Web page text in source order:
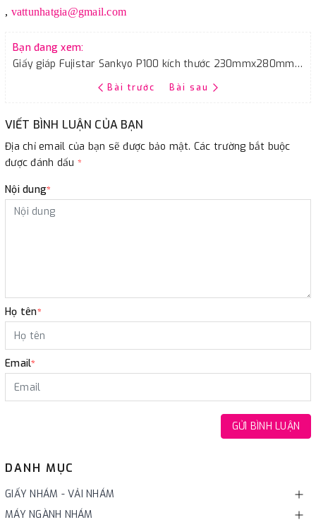
DANH MỤC
GIẤY NHÁM - VẢI NHÁM
MÁY NGÀNH NHÁM
, vattunhatgia@gmail.com
Bạn đang xem:
Giấy giáp Fujistar Sankyo P100 kích thước 230mmx280mm màu xám chịu nước
Bài trước Bài sau
VIẾT BÌNH LUẬN CỦA BẠN
Địa chỉ email của bạn sẽ được bảo mật. Các trường bắt buộc
được đánh dấu *
Nội dung*
Họ tên*
Email*
GỬI BÌNH LUẬN